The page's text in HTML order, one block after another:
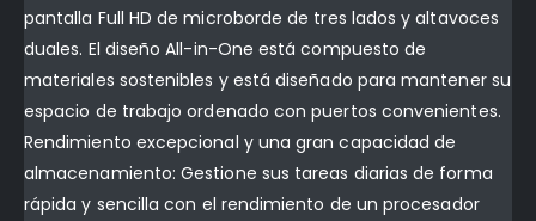
pantalla Full HD de microborde de tres lados y altavoces
duales. El diseño All-in-One está compuesto de
materiales sostenibles y está diseñado para mantener su
espacio de trabajo ordenado con puertos convenientes.
Rendimiento excepcional y una gran capacidad de
almacenamiento: Gestione sus tareas diarias de forma
rápida y sencilla con el rendimiento de un procesador